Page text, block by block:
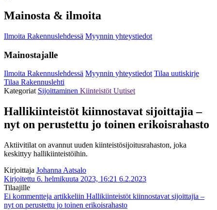
Mainosta & ilmoita
Ilmoita Rakennuslehdessä Myynnin yhteystiedot
Mainostajalle
Ilmoita Rakennuslehdessä Myynnin yhteystiedot Tilaa uutiskirje
Tilaa Rakennuslehti
Kategoriat Sijoittaminen KiinteistötUutiset
Hallikiinteistöt kiinnostavat sijoittajia –
nyt on perustettu jo toinen erikoisrahasto
Aktiivitilat on avannut uuden kiinteistösijoitusrahaston, joka
keskittyy hallikiinteistöihin.
Kirjoittaja Johanna Aatsalo
Kirjoitettu 6. helmikuuta 2023, 16:21 6.2.2023
Tilaajille
Ei kommentteja artikkeliin Hallikiinteistöt kiinnostavat sijoittajia –
nyt on perustettu jo toinen erikoisrahasto